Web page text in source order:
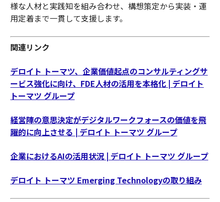
様な人材と実践知を組み合わせ、構想策定から実装・運
用定着まで一貫して支援します。
関連リンク
デロイト トーマツ、企業価値起点のコンサルティングサ
ービス強化に向け、FDE人材の活用を本格化 | デロイト
トーマツ グループ
経営陣の意思決定がデジタルワークフォースの価値を飛
躍的に向上させる | デロイト トーマツ グループ
企業におけるAIの活用状況 | デロイト トーマツ グループ
デロイト トーマツ Emerging Technologyの取り組み